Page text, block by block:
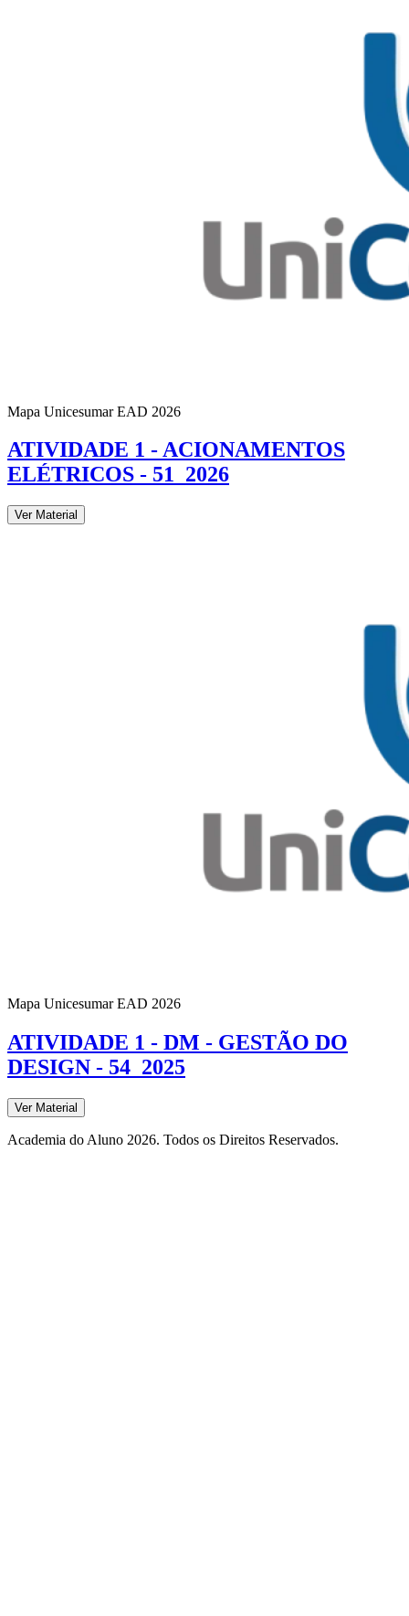
Mapa Unicesumar EAD 2026
ATIVIDADE 1 - ACIONAMENTOS
ELÉTRICOS - 51_2026
Ver Material
Mapa Unicesumar EAD 2026
ATIVIDADE 1 - DM - GESTÃO DO
DESIGN - 54_2025
Ver Material
Academia do Aluno 2026. Todos os Direitos Reservados.